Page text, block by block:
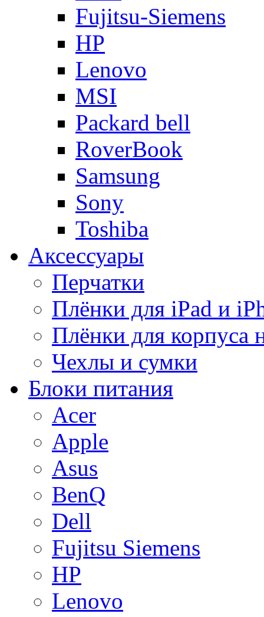
Fujitsu-Siemens
HP
Lenovo
MSI
Packard bell
RoverBook
Samsung
Sony
Toshiba
Аксессуары
Перчатки
Плёнки для iPad и
Плёнки для корпуса
Чехлы и сумки
Блоки питания
Acer
Apple
Asus
BenQ
Dell
Fujitsu Siemens
HP
Lenovo